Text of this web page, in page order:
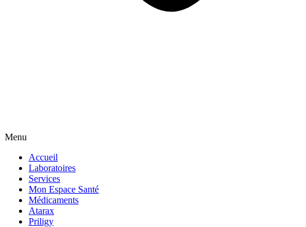
Menu
Accueil
Laboratoires
Services
Mon Espace Santé
Médicaments
Atarax
Priligy